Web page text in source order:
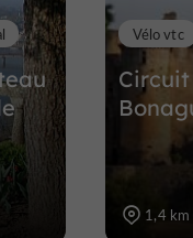
Vélo vtc
1,4 km